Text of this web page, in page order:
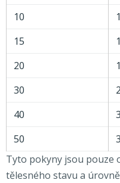
10
15
20
30
40
50
Tyto pokyny jsou pouze
tělesného stavu a